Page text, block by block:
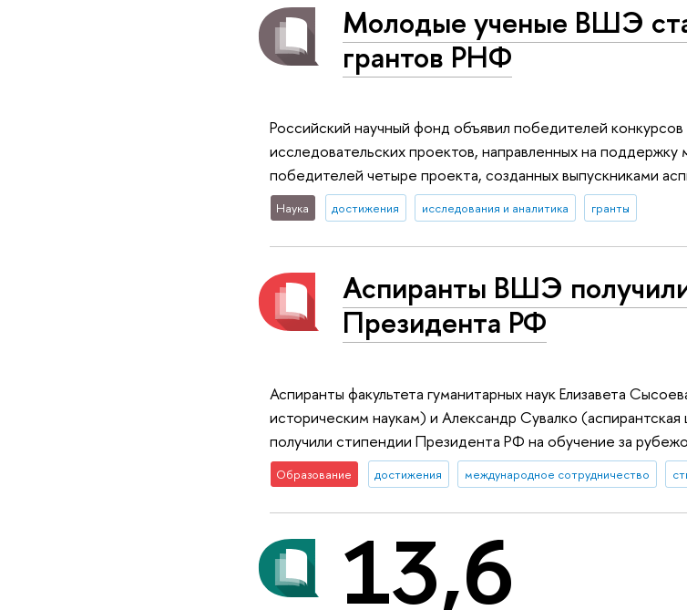
Молодые ученые ВШЭ
грантов РНФ
Российский научный фонд объявил победителей
исследовательских проектов, направленных на
победителей четыре проекта, созданных выпускниками
Наука достижения исследования и аналитика гранты
Аспиранты ВШЭ
Президента РФ
Аспиранты факультета гуманитарных наук Елизавета
историческим наукам) и Александр Сувалко
получили стипендии Президента РФ на обучение за
Образование достижения международное сотрудничество
13,6